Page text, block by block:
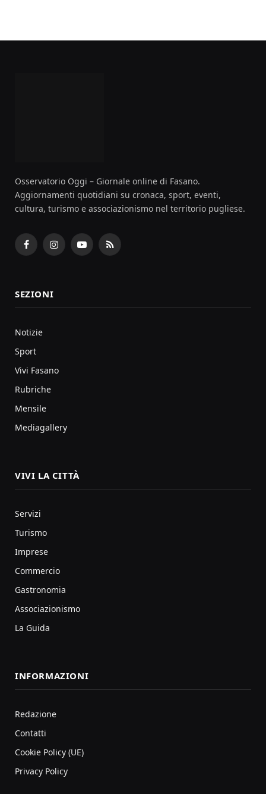
Osservatorio Oggi – Giornale online di Fasano.
Aggiornamenti quotidiani su cronaca, sport, eventi,
cultura, turismo e associazionismo nel territorio pugliese.
FacebookInstagramYouTubeRSS
SEZIONI
Notizie
Sport
Vivi Fasano
Rubriche
Mensile
Mediagallery
VIVI LA CITTÀ
Servizi
Turismo
Imprese
Commercio
Gastronomia
Associazionismo
La Guida
INFORMAZIONI
Redazione
Contatti
Cookie Policy (UE)
Privacy Policy